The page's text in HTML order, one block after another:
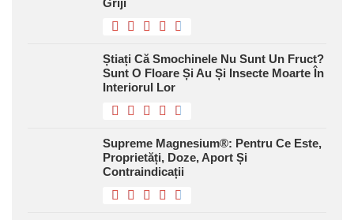
Griji
Știați Că Smochinele Nu Sunt Un Fruct?
Sunt O Floare Și Au Și Insecte Moarte În
Interiorul Lor
Supreme Magnesium®: Pentru Ce Este,
Proprietăți, Doze, Aport Și
Contraindicații